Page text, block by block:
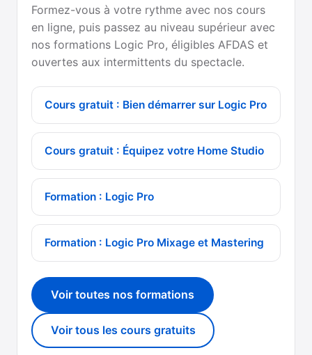
Formez-vous à votre rythme avec nos cours
en ligne, puis passez au niveau supérieur avec
nos formations Logic Pro, éligibles AFDAS et
ouvertes aux intermittents du spectacle.
Cours gratuit : Bien démarrer sur Logic Pro
Cours gratuit : Équipez votre Home Studio
Formation : Logic Pro
Formation : Logic Pro Mixage et Mastering
Voir toutes nos formations
Voir tous les cours gratuits